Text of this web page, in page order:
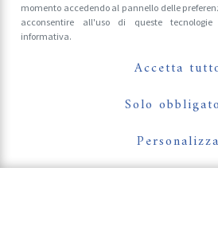
Follow Us
momento accedendo al pannello delle
acconsentire all'uso di queste
informativa.
Accetta
Solo
Personalizza